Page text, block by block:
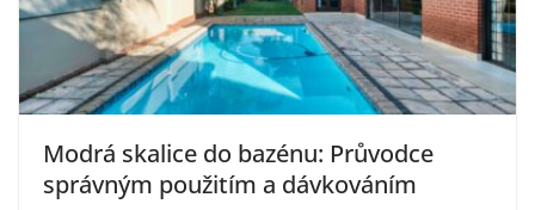
Modrá skalice do bazénu: Průvodce
správným použitím a dávkováním